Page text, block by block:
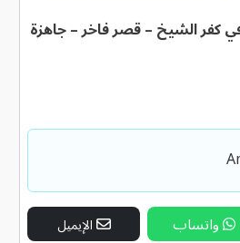
للبيع في كفر الشيخ – قصر فاخر – جاهزة
واتساب الإيميل